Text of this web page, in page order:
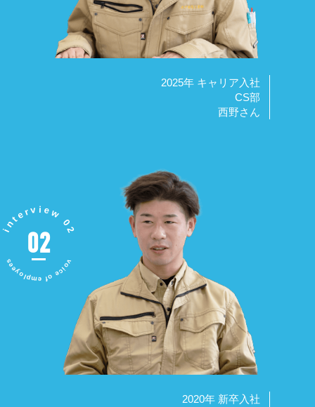
2025年 キャリア入社
CS部
西野さん
interview 02
voice of employees
02
2020年 新卒入社